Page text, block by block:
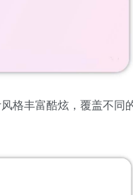
格丰富酷炫，覆盖不同